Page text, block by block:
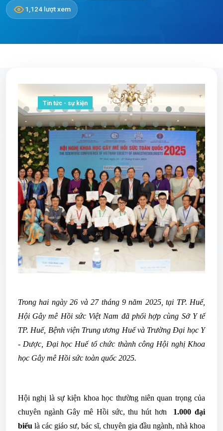
1,124 lượt xem
Tin tức - sự kiện
Trong hai ngày 26 và 27 tháng 9 năm 2025, tại TP. Huế,
Hội Gây mê Hồi sức Việt Nam đã phối hợp cùng Sở Y tế
TP. Huế, Bệnh viện Trung ương Huế và Trường Đại học Y
- Dược, Đại học Huế tổ chức thành công Hội nghị Khoa
học Gây mê Hồi sức toàn quốc 2025.
Hội nghị là sự kiện khoa học thường niên quan trọng của
chuyên ngành Gây mê Hồi sức, thu hút hơn
1.000 đại
biểu là các giáo sư, bác sĩ, chuyên gia đầu ngành, nhà khoa